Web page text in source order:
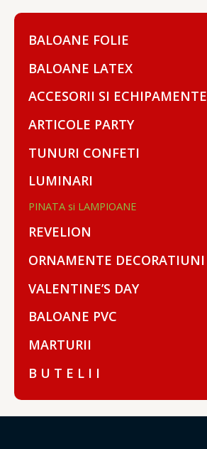
BALOANE FOLIE
BALOANE LATEX
ACCESORII SI ECHIPAMENTE
ARTICOLE PARTY
TUNURI CONFETI
LUMINARI
PINATA si LAMPIOANE
REVELION
ORNAMENTE DECORATIUNI
VALENTINE’S DAY
BALOANE PVC
MARTURII
B U T E L I I